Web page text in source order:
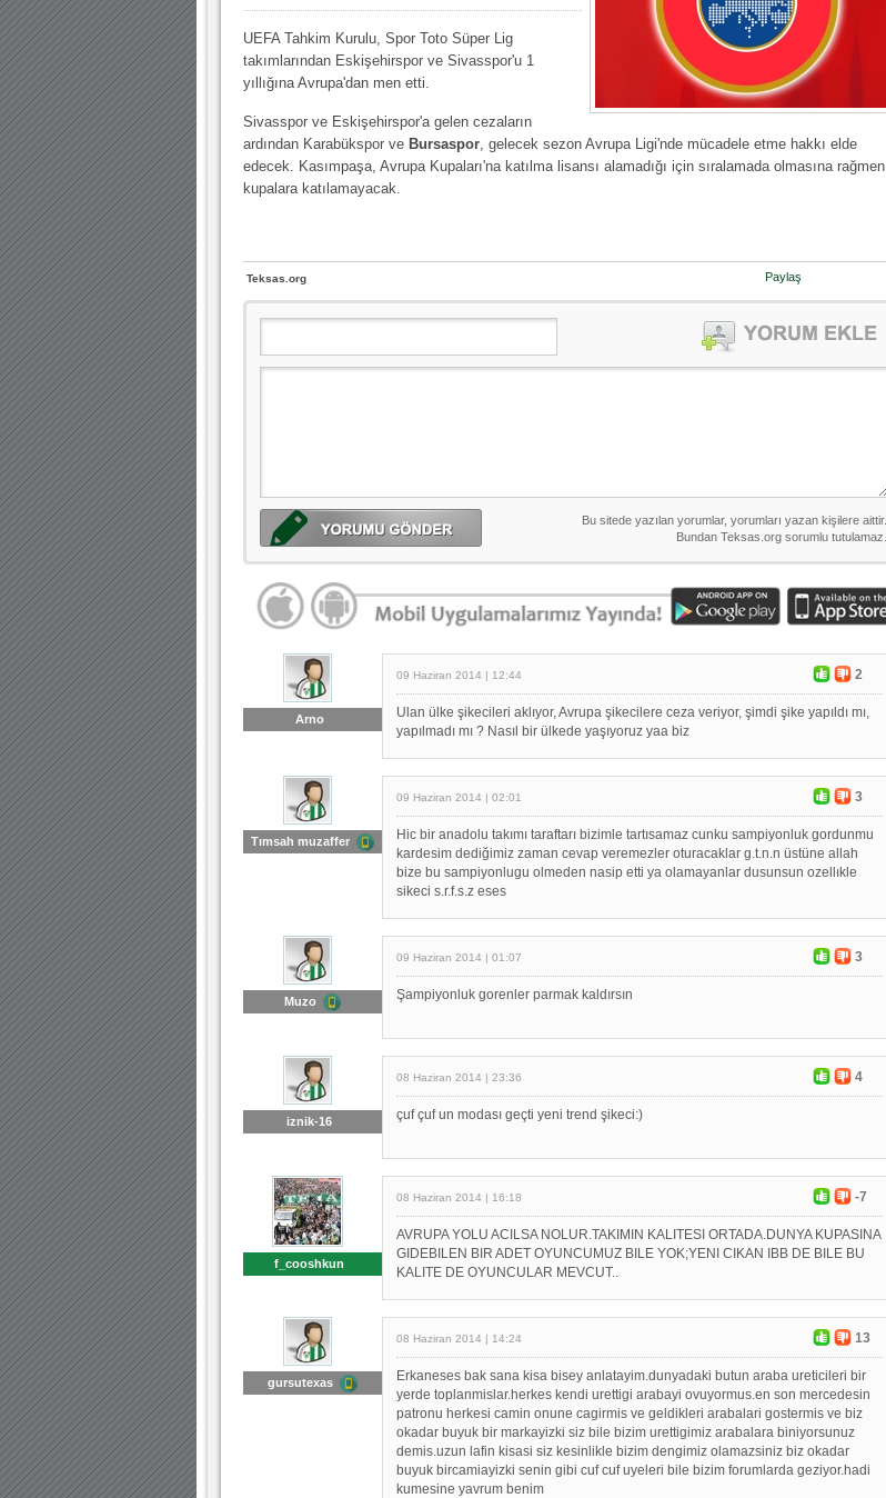
UEFA Tahkim Kurulu, Spor Toto Süper Lig
takımlarından Eskişehirspor ve Sivasspor'u 1
yıllığına Avrupa'dan men etti.
Sivasspor ve Eskişehirspor'a gelen cezaların
ardından Karabükspor ve Bursaspor, gelecek sezon Avrupa Ligi'nde mücadele etme hakkı elde
edecek. Kasımpaşa, Avrupa Kupaları'na katılma lisansı alamadığı için sıralamada olmasına rağmen
kupalara katılamayacak.
Teksas.org Paylaş
Arno
09 Haziran 2014 | 12:44 2
Ulan ülke şikecileri aklıyor, Avrupa şikecilere ceza veriyor, şimdi şike yapıldı mı,
yapılmadı mı ? Nasıl bir ülkede yaşıyoruz yaa biz
Tımsah muzaffer
09 Haziran 2014 | 02:01 3
Hic bir anadolu takımı taraftarı bizimle tartısamaz cunku sampiyonluk gordunmu
kardesim dediğimiz zaman cevap veremezler oturacaklar g.t.n.n üstüne allah
bize bu sampiyonlugu olmeden nasip etti ya olamayanlar dusunsun ozellıkle
sikeci s.r.f.s.z eses
Muzo
09 Haziran 2014 | 01:07 3
Şampiyonluk gorenler parmak kaldırsın
iznik-16
08 Haziran 2014 | 23:36 4
çuf çuf un modası geçti yeni trend şikeci:)
f_cooshkun
08 Haziran 2014 | 16:18 -7
AVRUPA YOLU ACILSA NOLUR.TAKIMIN KALITESI ORTADA.DUNYA KUPASINA
GIDEBILEN BIR ADET OYUNCUMUZ BILE YOK;YENI CIKAN IBB DE BILE BU
KALITE DE OYUNCULAR MEVCUT..
gursutexas
08 Haziran 2014 | 14:24 13
Erkaneses bak sana kisa bisey anlatayim.dunyadaki butun araba ureticileri bir
yerde toplanmislar.herkes kendi urettigi arabayi ovuyormus.en son mercedesin
patronu herkesi camin onune cagirmis ve geldikleri arabalari gostermis ve biz
okadar buyuk bir markayizki siz bile bizim urettigimiz arabalara biniyorsunuz
demis.uzun lafin kisasi siz kesinlikle bizim dengimiz olamazsiniz biz okadar
buyuk bircamiayizki senin gibi cuf cuf uyeleri bile bizim forumlarda geziyor.hadi
kumesine yavrum benim
- -
Bursaspor - Altınordu
1. Lig 32. Hafta
04 Temmuz 2020 Cumartesi | 20:00